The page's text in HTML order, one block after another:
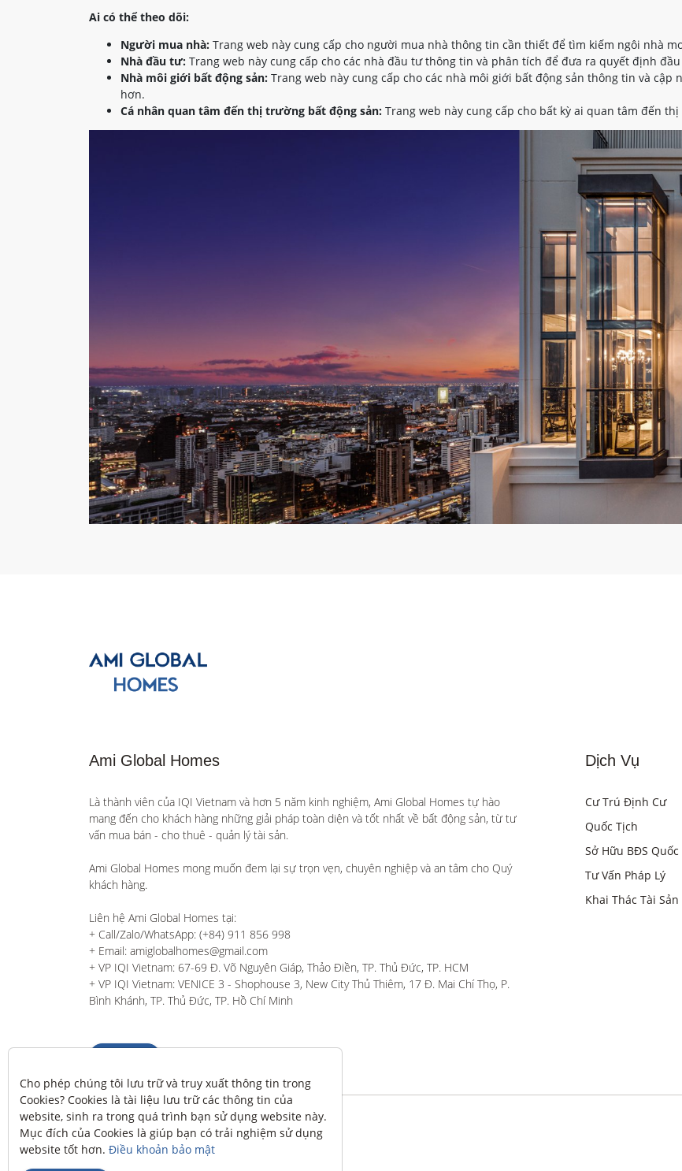
Ai có thể theo dõi:
Người mua nhà:Trang web này cung cấp cho người mua nhà thông tin cần thiết để tìm kiếm ngôi nhà
Nhà đầu tư:Trang web này cung cấp cho các nhà đầu tư thông tin và phân tích để đưa ra quyết định
Nhà môi giới bất động sản:Trang web này cung cấp cho các nhà môi giới bất động sản thông tin và
hơn.
Cá nhân quan tâm đến thị trường bất động sản:Trang web này cung cấp cho bất kỳ ai quan tâm đến
Ami Global Homes
Là thành viên của IQI Vietnam và hơn 5 năm kinh nghiệm, Ami Global Homes tự hào
mang đến cho khách hàng những giải pháp toàn diện và tốt nhất về bất động sản, từ tư
vấn mua bán - cho thuê - quản lý tài sản.
Ami Global Homes mong muốn đem lại sự trọn vẹn, chuyên nghiệp và an tâm cho Quý
khách hàng.
Liên hệ Ami Global Homes tại:
+ Call/Zalo/WhatsApp: (+84) 911 856 998
+ Email: amiglobalhomes@gmail.com
+ VP IQI Vietnam: 67-69 Đ. Võ Nguyên Giáp, Thảo Điền, TP. Thủ Đức, TP. HCM
+ VP IQI Vietnam: VENICE 3 - Shophouse 3, New City Thủ Thiêm, 17 Đ. Mai Chí Thọ, P.
Bình Khánh, TP. Thủ Đức, TP. Hồ Chí Minh
Dịch Vụ
Cư Trú Định Cư
Quốc Tịch
Sở Hữu BĐS Quốc
Tư Vấn Pháp Lý
Khai Thác Tài Sản
Cho phép chúng tôi lưu trữ và truy xuất thông tin trong
Cookies? Cookies là tài liệu lưu trữ các thông tin của
website, sinh ra trong quá trình bạn sử dụng website này.
Mục đích của Cookies là giúp bạn có trải nghiệm sử dụng
website tốt hơn. Điều khoản bảo mật